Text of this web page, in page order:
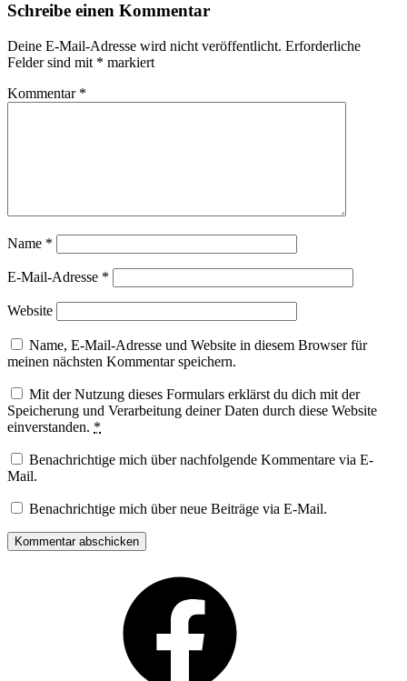
Schreibe einen Kommentar
Deine E-Mail-Adresse wird nicht veröffentlicht. Erforderliche
Felder sind mit * markiert
Kommentar *
Name *
E-Mail-Adresse *
Website
Name, E-Mail-Adresse und Website in diesem Browser für
meinen nächsten Kommentar speichern.
Mit der Nutzung dieses Formulars erklärst du dich mit der
Speicherung und Verarbeitung deiner Daten durch diese Website
einverstanden. *
Benachrichtige mich über nachfolgende Kommentare via E-
Mail.
Benachrichtige mich über neue Beiträge via E-Mail.